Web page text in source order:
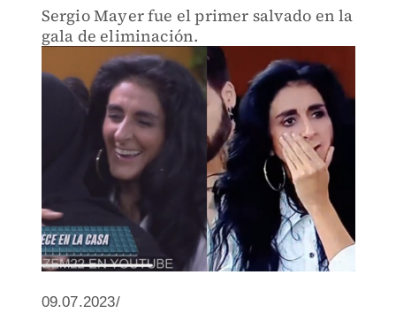
Sergio Mayer fue el primer salvado en la
gala de eliminación.
09.07.2023/